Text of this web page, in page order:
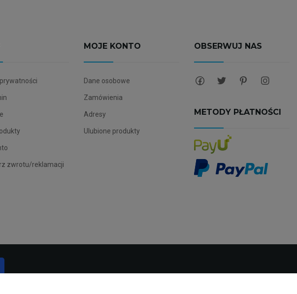
zwrotu/reklamacji
MOJE KONTO
Dane osobowe
Zamówienia
Adresy
Ulubione produkty
OBSERWUJ NAS
METODY PŁATNOŚCI